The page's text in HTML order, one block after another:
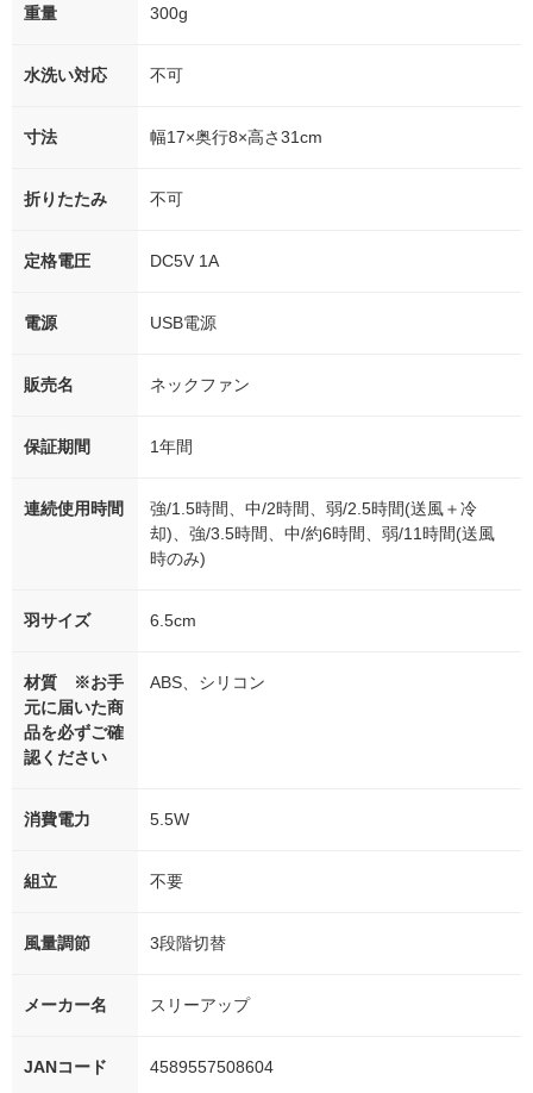
重量 300g
水洗い対応 不可
寸法 幅17×奥行8×高さ31cm
折りたたみ 不可
定格電圧 DC5V 1A
電源 USB電源
販売名 ネックファン
保証期間 1年間
連続使用時間
強/1.5時間、中/2時間、弱/2.5時間(送風＋冷
却)、強/3.5時間、中/約6時間、弱/11時間(送風
時のみ)
羽サイズ 6.5cm
材質 ※お手
元に届いた商
品を必ずご確
認ください
ABS、シリコン
消費電力 5.5W
組立 不要
風量調節 3段階切替
メーカー名 スリーアップ
JANコード 4589557508604